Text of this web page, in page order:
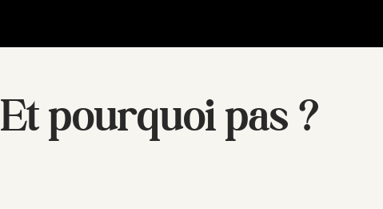
Et pourquoi pas ?